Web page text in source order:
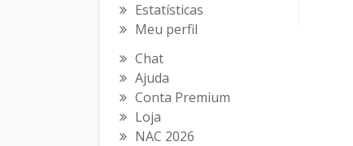
Estatísticas
Meu perfil
Chat
Ajuda
Conta Premium
Loja
NAC 2026